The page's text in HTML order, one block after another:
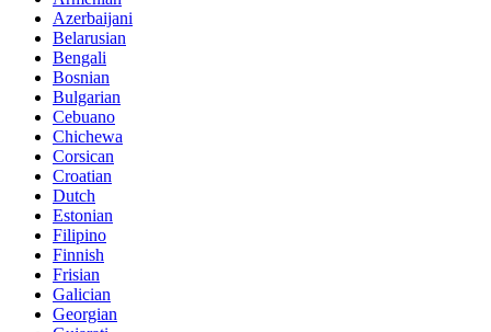
Azerbaijani
Belarusian
Bengali
Bosnian
Bulgarian
Cebuano
Chichewa
Corsican
Croatian
Dutch
Estonian
Filipino
Finnish
Frisian
Galician
Georgian